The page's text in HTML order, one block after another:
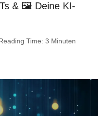
& 🖼️ Deine KI-
Time: 3 Minuten